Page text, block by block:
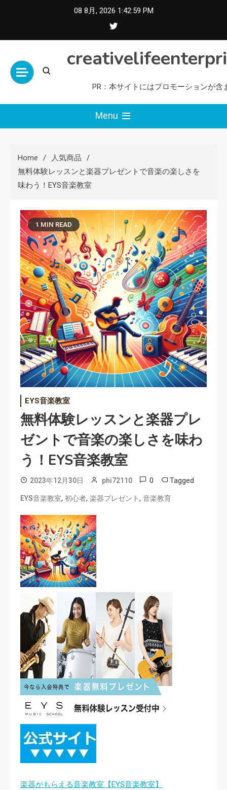
08 8月, 2026 1:43:00 PM
PR：本サイトにはプロモーションが含
Menu
Home
人気商品
無料体験レッスンと楽器プレゼントで音楽の楽しさを
味わう！EYS音楽教室
1 MIN READ
EYS音楽教室
無料体験レッスンと楽器プレ
ゼントで音楽の楽しさを味わ
う！EYS音楽教室
2023年12月30日 phi72110 0 Tagged
EYS音楽教室, 初心者, 楽器プレゼント, 音楽教育
楽器がもらえる音楽教室【EYS音楽教室】